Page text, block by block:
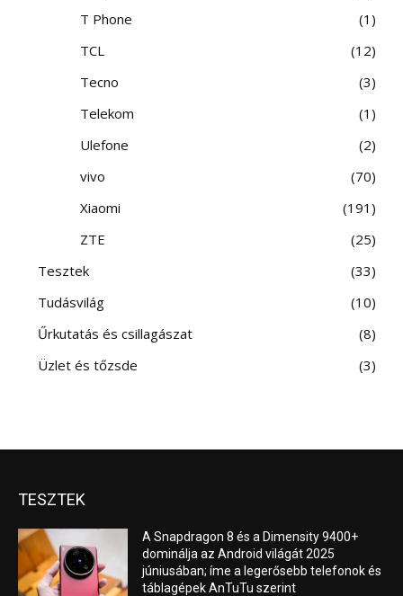
T Phone
1
TCL
12
Tecno
3
Telekom
1
Ulefone
2
vivo
70
Xiaomi
191
ZTE
25
Tesztek
33
Tudásvilág
10
Űrkutatás és csillagászat
8
Üzlet és tőzsde
3
TESZTEK
A Snapdragon 8 és a Dimensity 9400+
dominálja az Android világát 2025
júniusában; íme a legerősebb telefonok és
táblagépek AnTuTu szerint